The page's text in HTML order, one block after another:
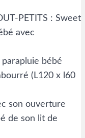
PETITS : Sweet
avec
parapluie bébé
(L120 x l60
son ouverture
de son lit de